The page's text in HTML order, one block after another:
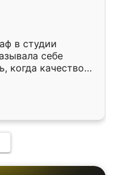
в студии
себе
когда качеством
кухня уже почти